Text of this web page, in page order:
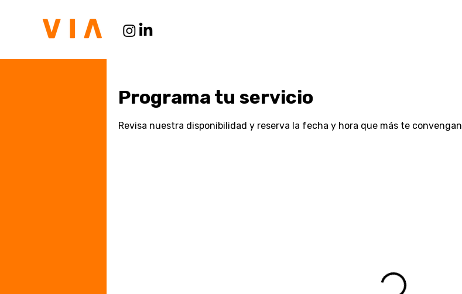
Programa tu servicio
Revisa nuestra disponibilidad y reserva la fecha y hora que más te convengan